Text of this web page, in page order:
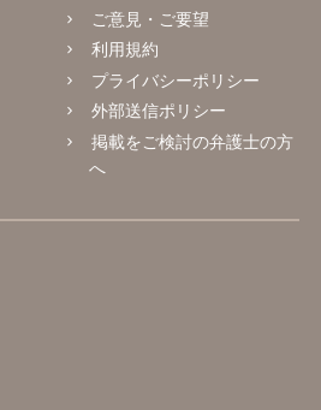
ご意見・ご要望
利用規約
プライバシーポリシー
外部送信ポリシー
掲載をご検討の弁護士の方
へ